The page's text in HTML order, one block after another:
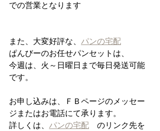
での営業となります
また、大変好評な、 パンの宅配
ぱんびーのお任せパンセットは、
今週は、火～日曜日まで毎日発送可能
です。
お申し込みは、ＦＢページのメッセー
ジまたはお電話にて承ります。
詳しくは、 パンの宅配 のリンク先を